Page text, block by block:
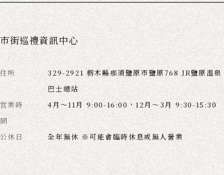
市街巡禮資訊中心
住所
329-2921 栃木縣那須鹽原市鹽原768 JR鹽原溫泉
巴士總站
営業時
間
4月～11月 9:00-16:00，12月～3月 9:30-15:30
公休日 全年無休 ※可能會臨時休息或無人營業